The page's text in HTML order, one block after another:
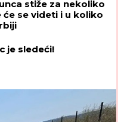
ostaju hrskavi, a